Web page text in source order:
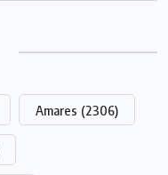
Amares (2306)